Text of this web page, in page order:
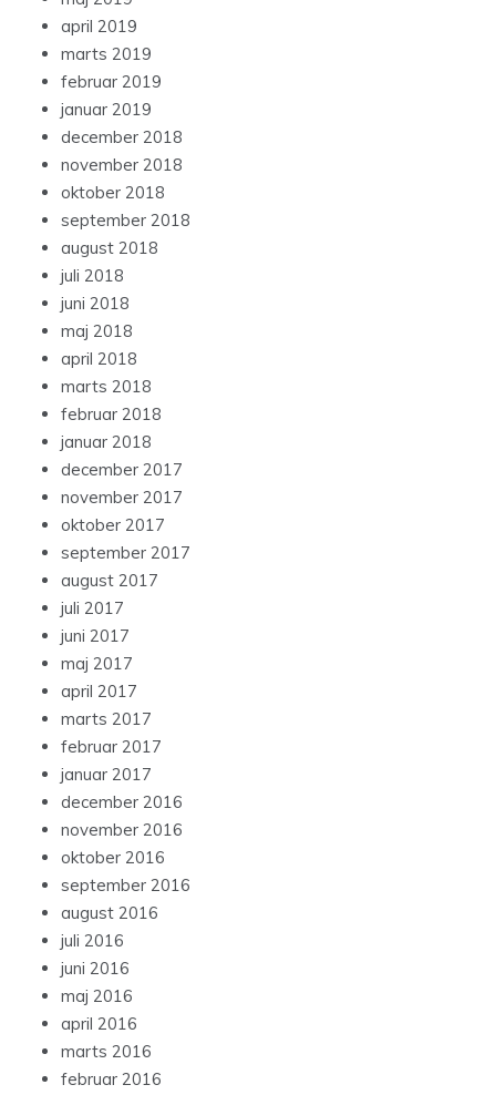
april 2019
marts 2019
februar 2019
januar 2019
december 2018
november 2018
oktober 2018
september 2018
august 2018
juli 2018
juni 2018
maj 2018
april 2018
marts 2018
februar 2018
januar 2018
december 2017
november 2017
oktober 2017
september 2017
august 2017
juli 2017
juni 2017
maj 2017
april 2017
marts 2017
februar 2017
januar 2017
december 2016
november 2016
oktober 2016
september 2016
august 2016
juli 2016
juni 2016
maj 2016
april 2016
marts 2016
februar 2016